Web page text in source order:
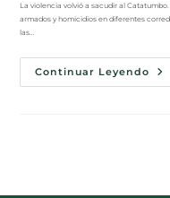
La violencia volvió a sacudir al
armados y homicidios en diferentes
las…
Continuar Leyendo